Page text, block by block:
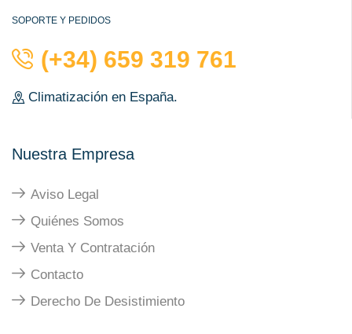
SOPORTE Y PEDIDOS
(+34) 659 319 761
Climatización en España.
Nuestra Empresa
Aviso Legal
Quiénes Somos
Venta Y Contratación
Contacto
Derecho De Desistimiento